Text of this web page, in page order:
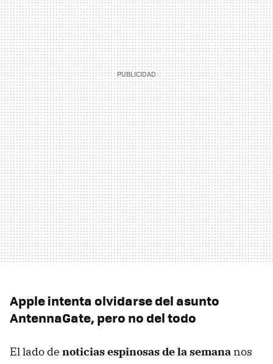
Apple intenta olvidarse del asunto
AntennaGate, pero no del todo
El lado de noticias espinosas de la semana nos